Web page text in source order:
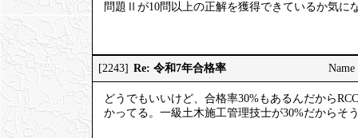
問題Ⅱが10問以上の正解を獲得できているか気に
[2243] Re: 令和7年合格率
どうでもいいけど、合格率30%もあるんだから
かってる。一級土木施工管理技士が30%だからそ